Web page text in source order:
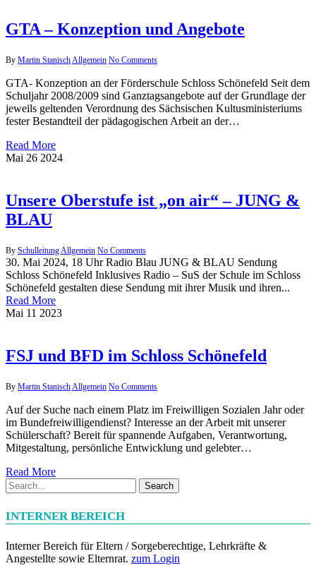
GTA – Konzeption und Angebote
By Martin StanischAllgemein No Comments
GTA- Konzeption an der Förderschule Schloss Schönefeld Seit dem
Schuljahr 2008/2009 sind Ganztagsangebote auf der Grundlage der
jeweils geltenden Verordnung des Sächsischen Kultusministeriums
fester Bestandteil der pädagogischen Arbeit an der…
Read More
Mai 26 2024
Unsere Oberstufe ist „on air“ – JUNG &
BLAU
By SchulleitungAllgemein No Comments
30. Mai 2024, 18 Uhr Radio Blau JUNG & BLAU Sendung
Schloss Schönefeld Inklusives Radio – SuS der Schule im Schloss
Schönefeld gestalten diese Sendung mit ihrer Musik und ihren...
Read More
Mai 11 2023
FSJ und BFD im Schloss Schönefeld
By Martin StanischAllgemein No Comments
Auf der Suche nach einem Platz im Freiwilligen Sozialen Jahr oder
im Bundefreiwilligendienst? Interesse an der Arbeit mit unserer
Schülerschaft? Bereit für spannende Aufgaben, Verantwortung,
Mitgestaltung, persönliche Entwicklung und gelebter…
Read More
Search
INTERNER BEREICH
Interner Bereich für Eltern / Sorgeberechtige, Lehrkräfte &
Angestellte sowie Elternrat. zum Login